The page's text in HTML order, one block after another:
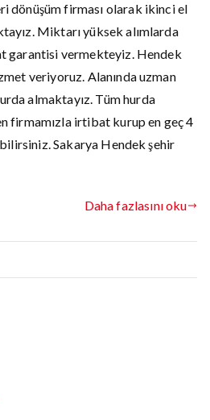
dönüşüm firması olarak ikinci el
Miktarı yüksek alımlarda
garantisi vermekteyiz. Hendek
veriyoruz. Alanında uzman
almaktayız. Tüm hurda
firmamızla irtibat kurup en geç 4
Sakarya Hendek şehir
Daha fazlasını oku